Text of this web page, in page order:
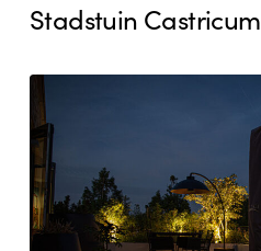
Stadstuin Castricum
Dakterras
Heemskerk